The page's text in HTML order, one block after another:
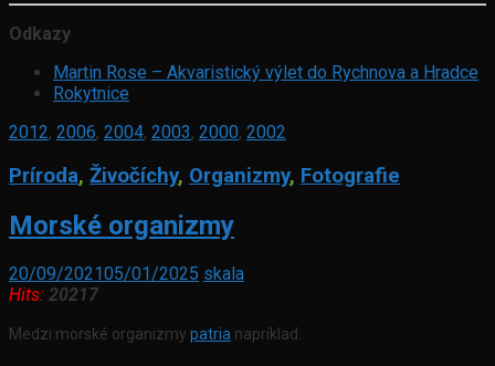
Odkazy
Martin Rose – Akvaristický výlet do Rychnova a Hradce
Rokytnice
2012, 2006, 2004, 2003, 2000, 2002
Príroda, Živočíchy, Organizmy, Fotografie
Morské organizmy
20/09/202105/01/2025 skala
Hits: 20217
Medzi morské organizmy patria napríklad: